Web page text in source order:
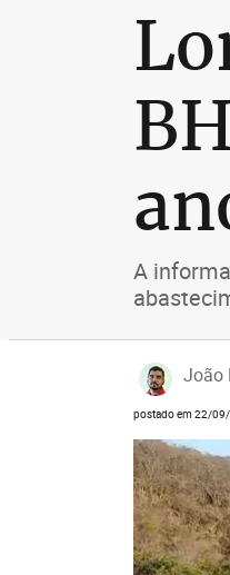
A
João
postado em 22/